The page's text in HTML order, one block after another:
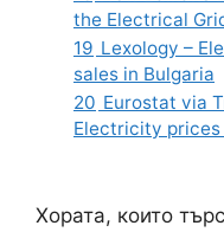
the Electrical
19 Lexology –
sales in Bulgaria
20 Eurostat via
Electricity prices
Хората, които